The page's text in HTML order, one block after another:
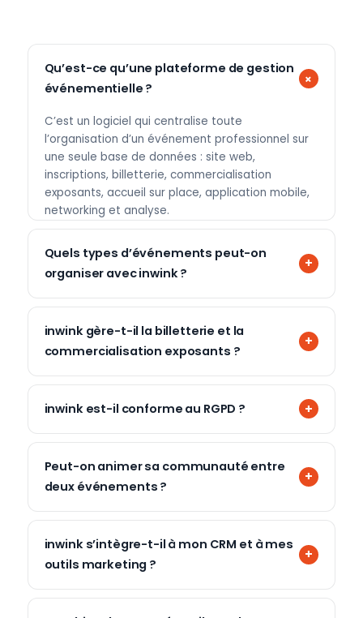
Qu’est-ce qu’une plateforme de gestion
événementielle ?
C’est un logiciel qui centralise toute
l’organisation d’un événement professionnel sur
une seule base de données : site web,
inscriptions, billetterie, commercialisation
exposants, accueil sur place, application mobile,
networking et analyse.
Quels types d’événements peut-on
organiser avec inwink ?
inwink gère-t-il la billetterie et la
commercialisation exposants ?
inwink est-il conforme au RGPD ?
Peut-on animer sa communauté entre
deux événements ?
inwink s’intègre-t-il à mon CRM et à mes
outils marketing ?